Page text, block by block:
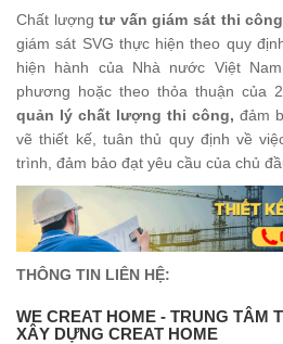
Chất lượng tư vấn giám sát thi
giám sát SVG thực hiện theo quy
hiện hành của Nhà nước Việt
phương hoặc theo thỏa thuận của
quản lý chất lượng thi công, đảm
vẽ thiết kế, tuân thủ quy định về
trình, đảm bảo đạt yêu cầu của chủ
THÔNG TIN LIÊN HỆ:
WE CREAT HOME - TRUNG TÂM
XÂY DỰNG CREAT HOME